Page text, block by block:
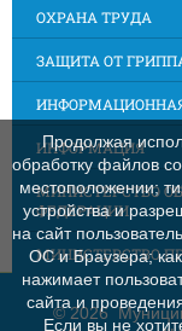
ОХРАНА ТРУДА
ЗАЩИТА ОТ
ИНФОРМАЦИЯ
МИНИСТЕРСТВО
ФЕДЕРАЦИИ
МИНИСТЕРСТВО
©2026
Продолжая
обработку файлов
местоположении;
устройства и
на сайт
ОС и Браузера;
нажимает
сайта и
Если вы не